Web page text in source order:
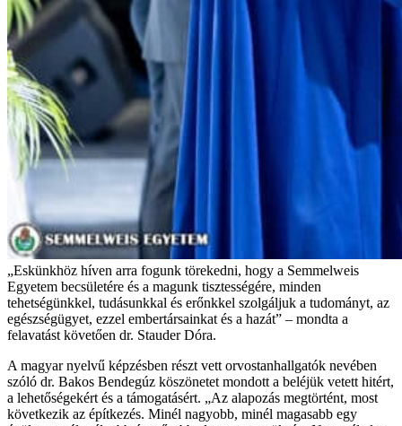
„Eskünkhöz híven arra fogunk törekedni, hogy a Semmelweis
Egyetem becsületére és a magunk tisztességére, minden
tehetségünkkel, tudásunkkal és erőnkkel szolgáljuk a tudományt, az
egészségügyet, ezzel embertársainkat és a hazát” – mondta a
felavatást követően dr. Stauder Dóra.
A magyar nyelvű képzésben részt vett orvostanhallgatók nevében
szóló dr. Bakos Bendegúz köszönetet mondott a beléjük vetett hitért,
a lehetőségekért és a támogatásért. „Az alapozás megtörtént, most
következik az építkezés. Minél nagyobb, minél magasabb egy